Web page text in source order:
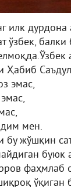
илк
ўзбек,
Ҳабиб
эмас,
мен.
бу жўшқин